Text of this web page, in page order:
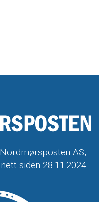
AS,
siden 28.11.2024.